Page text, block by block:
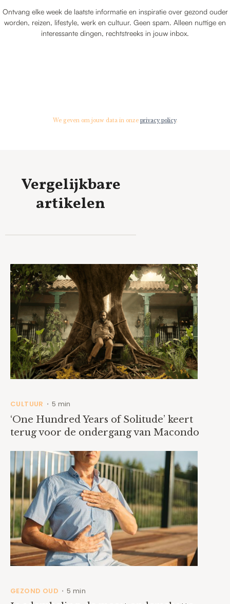
Ontvang elke week de laatste informatie en inspiratie over gezond ouder
worden, reizen, lifestyle, werk en cultuur. Geen spam. Alleen nuttige en
interessante dingen, rechtstreeks in jouw inbox.
We geven om jouw data in onze privacy policy.
Vergelijkbare
artikelen
CULTUUR • 5 min
‘One Hundred Years of Solitude’ keert
terug voor de ondergang van Macondo
GEZOND OUD • 5 min